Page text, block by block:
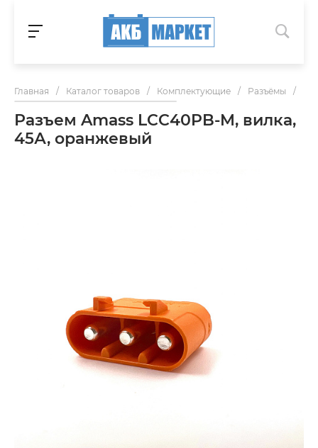
Главная / Каталог товаров / Комплектующие / Разъёмы /
Разъем Amass LCC40PB-M, вилка,
45А, оранжевый